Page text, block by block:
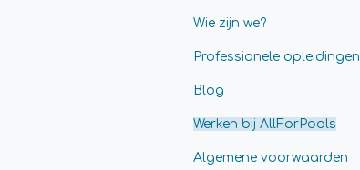
Wie zijn we?
Professionele opleidingen
Blog
Werken bij AllForPools
Algemene voorwaarden